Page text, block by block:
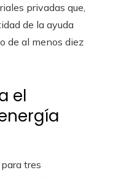
privadas que,
de la ayuda
de al menos diez
el
tres